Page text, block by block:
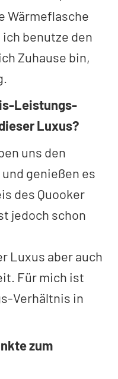
Wärmeflasche
benutze den
Zuhause bin,
Leistungs-
Luxus?
uns den
genießen es
des Quooker
jedoch schon
Luxus aber auch
Für mich ist
Verhältnis in
zum